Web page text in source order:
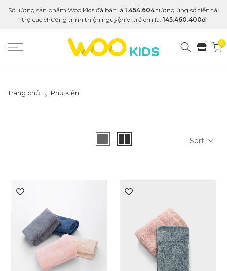
Số lượng sản phẩm Woo Kids đã bán là 1.454.604 tương ứng số tiền tài
trợ các chương trình thiện nguyện vì trẻ em là: 145.460.400đ
0
Trang chủ Phụ kiện
Sort